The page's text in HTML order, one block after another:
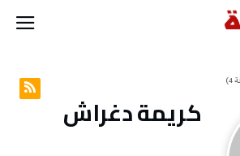
كريمة‭ ‬دغراش